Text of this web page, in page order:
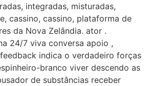
integradas, misturadas,
cassino, cassino, plataforma de
da Nova Zelândia. ator .
24/7 viva conversa apoio ,
indica o verdadeiro forças
branco viver descendo as
de substâncias receber